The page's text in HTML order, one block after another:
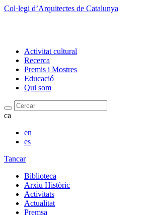
Col·legi d’Arquitectes de Catalunya
Activitat cultural
Recerca
Premis i Mostres
Educació
Qui som
Cercar
ca
en
es
Tancar
Biblioteca
Arxiu Històric
Activitats
Actualitat
Premsa